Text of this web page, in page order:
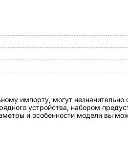
импорту, могут незначительно
устройства, набором
и особенности модели вы